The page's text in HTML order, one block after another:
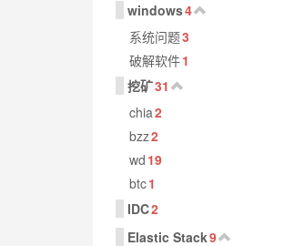
windows4
系统问题3
破解软件1
挖矿31
chia2
bzz2
wd 19
btc1
IDC2
Elastic Stack9